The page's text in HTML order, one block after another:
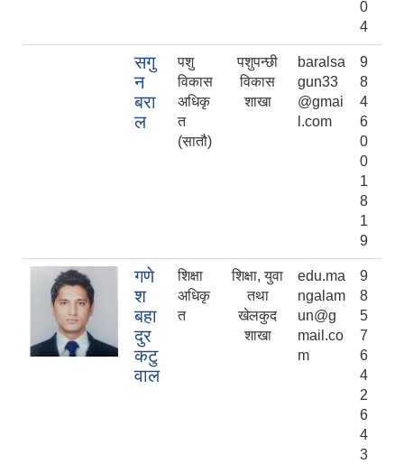
0
4
सगु
न
बरा
ल
पशु
विकास
अधिकृ
त
(सातौ)
पशुपन्छी
विकास
शाखा
baralsa
gun33
@gmai
l.com
9
8
4
6
0
0
1
8
1
9
गणे
श
बहा
दुर
कटु
वाल
शिक्षा
अधिकृ
त
शिक्षा, युवा
तथा
खेलकुद
शाखा
edu.ma
ngalam
un@g
mail.co
m
9
8
5
7
6
4
2
6
4
3